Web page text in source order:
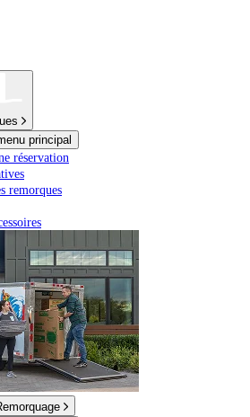
principal
réservation
remorques